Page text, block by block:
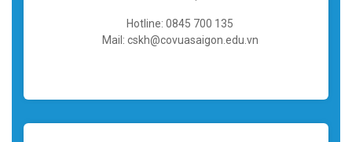
Hotline: 0845 700 135
Mail: cskh@covuasaigon.edu.vn